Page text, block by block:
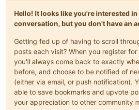
Hello! It looks like you're interested
conversation, but you don't have an
Getting fed up of having to scroll
posts each visit? When you register
you'll always come back to exactly
before, and choose to be notified of
(either via email, or push notification).
able to save bookmarks and upvote
your appreciation to other community